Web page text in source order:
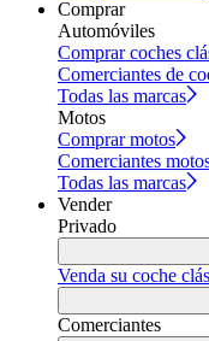
Comprar
Automóviles
Comprar coches
Comerciantes de
Todas las marcas
Motos
Comprar motos
Comerciantes
Todas las marcas
Vender
Privado
Venda su coche
Comerciantes